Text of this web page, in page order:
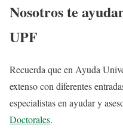
Nosotros te
UPF
Recuerda que en Ayuda
extenso con diferentes
especialistas en ayudar y
Doctorales.